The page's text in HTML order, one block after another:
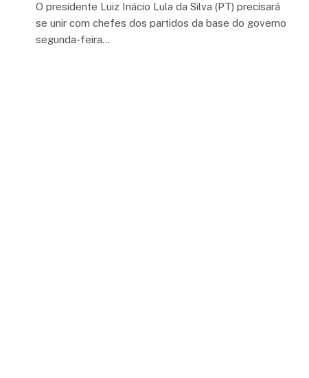
O presidente Luiz Inácio Lula da Silva (PT) precisará
se unir com chefes dos partidos da base do governo
segunda-feira…